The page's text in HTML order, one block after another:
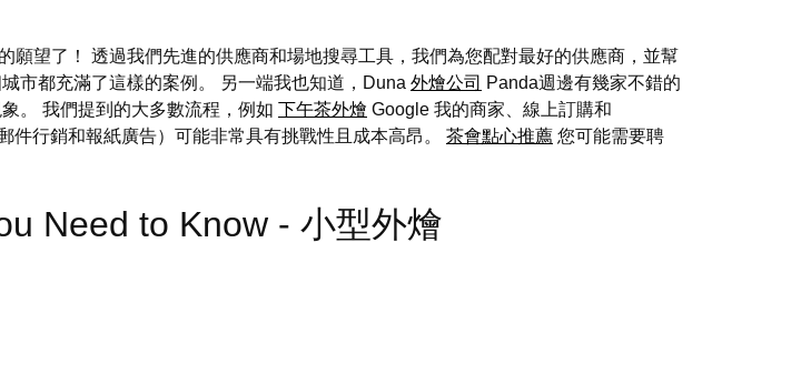
望了！ 透過我們先進的供應商和場地搜尋工具，我們為您配對最好的供應商，並幫
市都充滿了這樣的案例。 另一端我也知道，Duna 外燴公司 Panda週邊有幾家不錯的
。 我們提到的大多數流程，例如 下午茶外燴 Google 我的商家、線上訂購和
行銷和報紙廣告）可能非常具有挑戰性且成本高昂。 茶會點心推薦 您可能需要聘
Need to Know - 小型外燴